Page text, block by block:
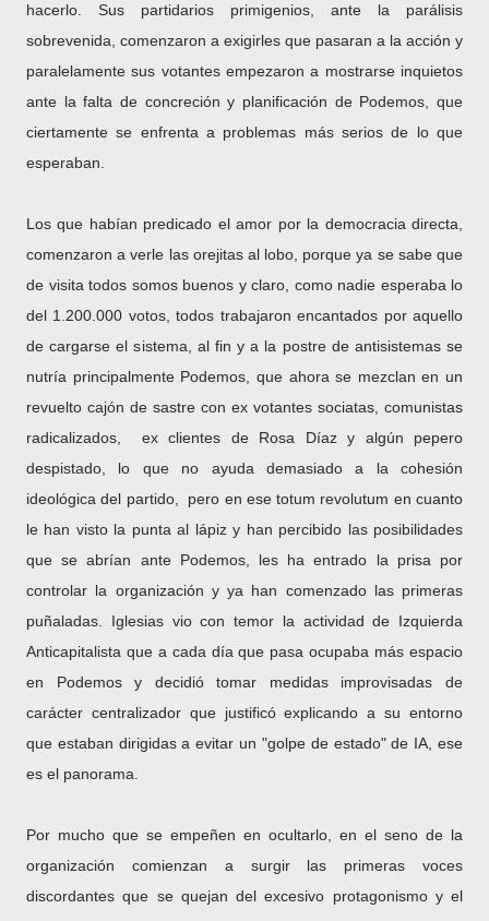
hacerlo. Sus partidarios primigenios, ante la parálisis
sobrevenida, comenzaron a exigirles que pasaran a la acción y
paralelamente sus votantes empezaron a mostrarse inquietos
ante la falta de concreción y planificación de Podemos, que
ciertamente se enfrenta a problemas más serios de lo que
esperaban.
Los que habían predicado el amor por la democracia directa,
comenzaron a verle las orejitas al lobo, porque ya se sabe que
de visita todos somos buenos y claro, como nadie esperaba lo
del 1.200.000 votos, todos trabajaron encantados por aquello
de cargarse el sistema, al fin y a la postre de antisistemas se
nutría principalmente Podemos, que ahora se mezclan en un
revuelto cajón de sastre con ex votantes sociatas, comunistas
radicalizados, ex clientes de Rosa Díaz y algún pepero
despistado, lo que no ayuda demasiado a la cohesión
ideológica del partido, pero en ese totum revolutum en cuanto
le han visto la punta al lápiz y han percibido las posibilidades
que se abrían ante Podemos, les ha entrado la prisa por
controlar la organización y ya han comenzado las primeras
puñaladas. Iglesias vio con temor la actividad de Izquierda
Anticapitalista que a cada día que pasa ocupaba más espacio
en Podemos y decidió tomar medidas improvisadas de
carácter centralizador que justificó explicando a su entorno
que estaban dirigidas a evitar un "golpe de estado" de IA, ese
es el panorama.
Por mucho que se empeñen en ocultarlo, en el seno de la
organización comienzan a surgir las primeras voces
discordantes que se quejan del excesivo protagonismo y el